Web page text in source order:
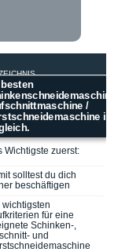
besten
/
im
Wichtigste zuerst:
solltest du dich
beschäftigen
wichtigsten
für eine
Schinken-,
und